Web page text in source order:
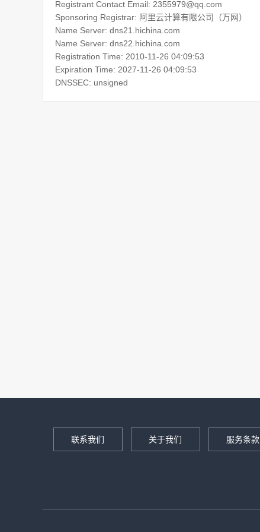
Registrant Contact Email: 2355979@qq.com
Sponsoring Registrar: 阿里云计算有限公司（万网）
Name Server: dns21.hichina.com
Name Server: dns22.hichina.com
Registration Time: 2010-11-26 04:09:53
Expiration Time: 2027-11-26 04:09:53
联系我们 关于我们 服务条款